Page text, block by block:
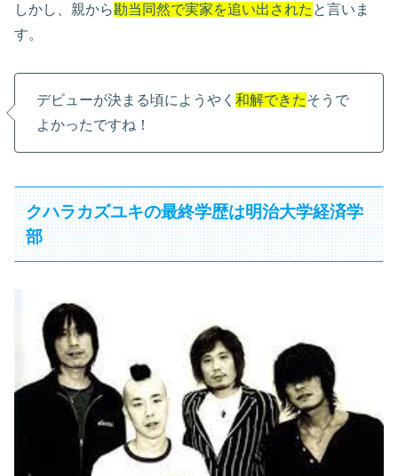
しかし、親から勘当同然で実家を追い出された と言いま
す。
デビューが決まる頃にようやく 和解できたそうで
よかったですね！
クハラカズユキの最終学歴は明治大学経済学
部